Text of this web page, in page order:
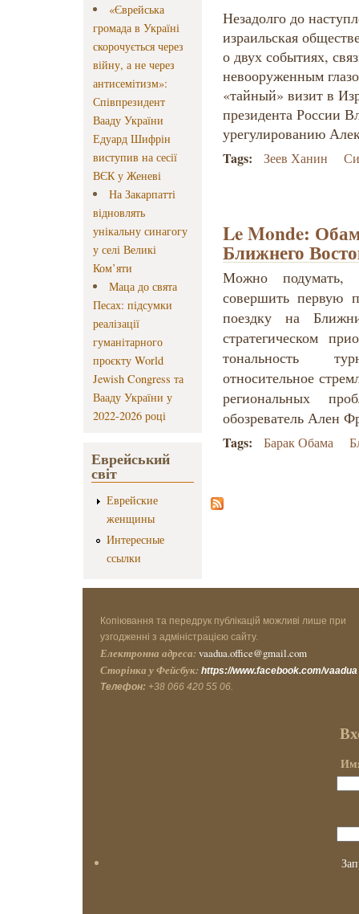
«Єврейська
громада в Україні
скорочується через
війну, а не через
антисемітизм»:
Співпрезидент
Вааду України
Едуард Шифрін
виступив на сесії
ВЄК у Женеві
На Закарпатті
відновлять
унікальну синагогу
у селі Великі
Ком’яти
Маца до свята
Песах: підсумки
реалізації
гуманітарного
проєкту World
Jewish Congress та
Вааду України у
2022-2026 році
Еврейський
світ
Еврейские
женщины
Интересные
ссылки
Незадолго до
израильская
о двух событиях,
невооруженным
«тайный» визит в
президента России
урегулированию
Tags: Зеев Ханин
Le Monde:
Ближнего
Можно подумать,
совершить первую
поездку на
стратегическом
тональность
относительное
региональных
обозреватель Ален
Tags: Барак Обама
Копіювання та передрук публікацій можливі лише при
узгодженні з адміністрацією сайту.
Електронна адреса: vaadua.office@gmail.com
Сторінка у Фейсбук: https://www.facebook.com/vaadua
Телефон: +38 066 420 55 06.